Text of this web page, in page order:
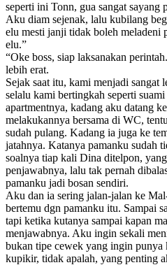
seperti ini Tonn, gua sangat sayang
Aku diam sejenak, lalu kubilang
elu mesti janji tidak boleh meladeni
elu.”
“Oke boss, siap laksanakan
lebih erat.
Sejak saat itu, kami menjadi sangat
selalu kami bertingkah seperti
apartmentnya, kadang aku datang
melakukannya bersama di WC,
sudah pulang. Kadang ia juga ke
jatahnya. Katanya pamanku sudah
soalnya tiap kali Dina ditelpon,
penjawabnya, lalu tak pernah
pamanku jadi bosan sendiri.
Aku dan ia sering jalan-jalan ke
bertemu dgn pamanku itu. Sampai
tapi ketika kutanya sampai kapan
menjawabnya. Aku ingin sekali
bukan tipe cewek yang ingin punya
kupikir, tidak apalah, yang penting